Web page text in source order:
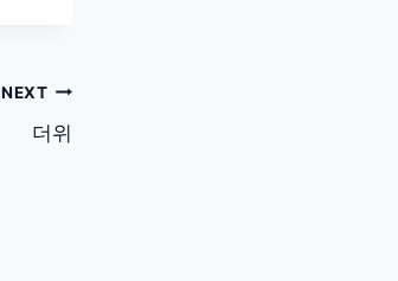
NEXT
더위